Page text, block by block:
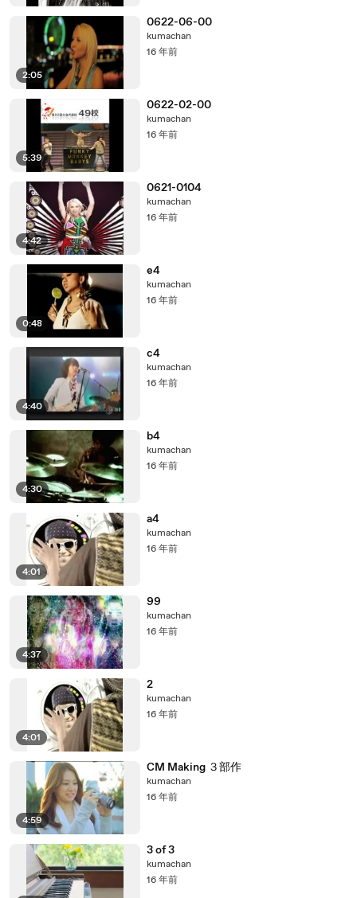
2:05
0622-06-00
kumachan
16 年前
5:39
0622-02-00
kumachan
16 年前
4:42
0621-0104
kumachan
16 年前
0:48
e4
kumachan
16 年前
4:40
c4
kumachan
16 年前
4:30
b4
kumachan
16 年前
4:01
a4
kumachan
16 年前
4:37
99
kumachan
16 年前
4:01
2
kumachan
16 年前
4:59
CM Making ３部作
kumachan
16 年前
3 of 3
kumachan
16 年前